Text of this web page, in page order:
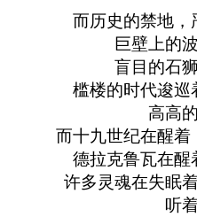
而历史的禁地，
巨壁上的
盲目的石
槛楼的时代逡巡
高高
而十九世纪在醒着
德拉克鲁瓦在醒
许多灵魂在失眠
听